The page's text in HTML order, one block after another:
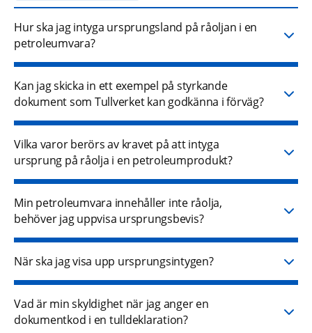
Hur ska jag intyga ursprungsland på råoljan i en
petroleumvara?
Kan jag skicka in ett exempel på styrkande
dokument som Tullverket kan godkänna i förväg?
Vilka varor berörs av kravet på att intyga
ursprung på råolja i en petroleumprodukt?
Min petroleumvara innehåller inte råolja,
behöver jag uppvisa ursprungsbevis?
När ska jag visa upp ursprungsintygen?
Vad är min skyldighet när jag anger en
dokumentkod i en tulldeklaration?